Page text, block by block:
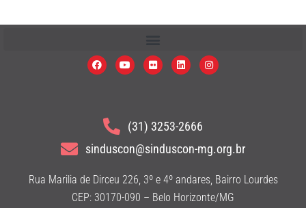
(31) 3253-2666
sinduscon@sinduscon-mg.org.br
Rua Marilia de Dirceu 226, 3º e 4º andares, Bairro Lourdes
CEP: 30170-090 – Belo Horizonte/MG